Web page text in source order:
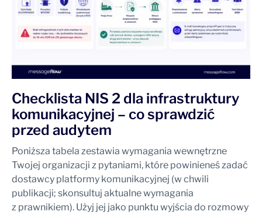
Checklista NIS 2 dla infrastruktury
komunikacyjnej – co sprawdzić
przed audytem
Poniższa tabela zestawia wymagania wewnętrzne
Twojej organizacji z pytaniami, które powinieneś zadać
dostawcy platformy komunikacyjnej (w chwili
publikacji; skonsultuj aktualne wymagania
z prawnikiem). Użyj jej jako punktu wyjścia do rozmowy